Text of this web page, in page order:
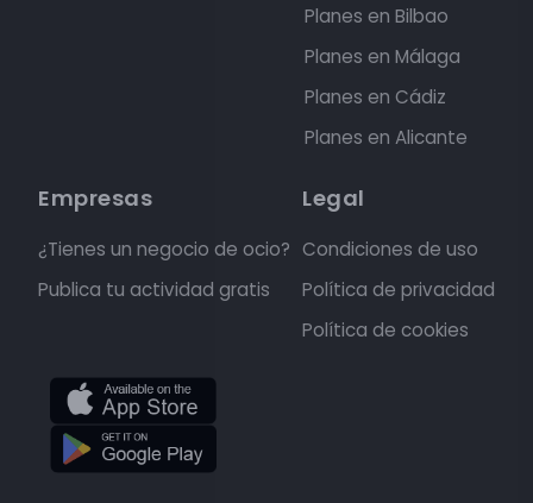
Planes en Bilbao
Planes en Málaga
Planes en Cádiz
Planes en Alicante
Empresas
¿Tienes un negocio de ocio?
Publica tu actividad gratis
Legal
Condiciones de uso
Política de privacidad
Política de cookies